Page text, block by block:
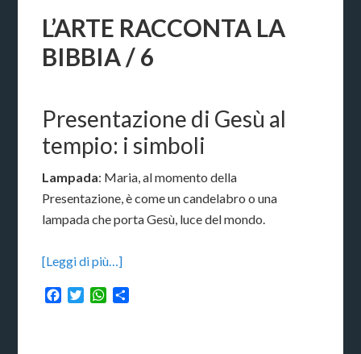
L’ARTE RACCONTA LA
BIBBIA / 6
Presentazione di Gesù al
tempio: i simboli
Lampada: Maria, al momento della
Presentazione, è come un candelabro o una
lampada che porta Gesù, luce del mondo.
[Leggi di più…]
Facebook
TwitterWhatsApp